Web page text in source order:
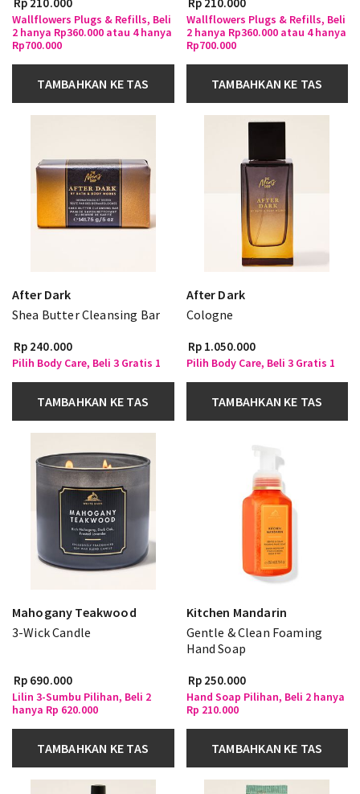
Wallflowers Plugs & Refills, Beli
2 hanya Rp360.000 atau 4 hanya
Rp700.000
TAMBAHKAN KE TAS
Wallflowers Plugs & Refills, Beli
2 hanya Rp360.000 atau 4 hanya
Rp700.000
TAMBAHKAN KE TAS
After Dark
Shea Butter Cleansing Bar
Rp 240.000
Pilih Body Care, Beli 3 Gratis 1
TAMBAHKAN KE TAS
After Dark
Cologne
Rp 1.050.000
Pilih Body Care, Beli 3 Gratis 1
TAMBAHKAN KE TAS
Mahogany Teakwood
3-Wick Candle
Rp 690.000
Lilin 3-Sumbu Pilihan, Beli 2
hanya Rp 620.000
TAMBAHKAN KE TAS
Kitchen Mandarin
Gentle & Clean Foaming
Hand Soap
Rp 250.000
Hand Soap Pilihan, Beli 2 hanya
Rp 210.000
TAMBAHKAN KE TAS